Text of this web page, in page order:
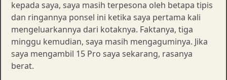
kepada saya, saya masih terpesona oleh betapa tipis
dan ringannya ponsel ini ketika saya pertama kali
mengeluarkannya dari kotaknya. Faktanya, tiga
minggu kemudian, saya masih mengaguminya. Jika
saya mengambil 15 Pro saya sekarang, rasanya
berat.